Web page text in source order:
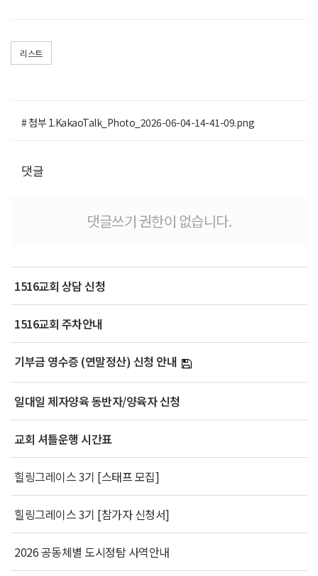
리스트
# 첨부 1.KakaoTalk_Photo_2026-06-04-14-41-09.png
댓글
댓글쓰기 권한이 없습니다.
1516교회 상담 신청
1516교회 주차안내
기부금 영수증 (연말정산) 신청 안내
일대일 제자양육 동반자/양육자 신청
교회 셔틀운행 시간표
힐링그레이스 3기 [스태프 모집]
힐링그레이스 3기 [참가자 신청서]
2026 공동체별 도시정탐 사역안내